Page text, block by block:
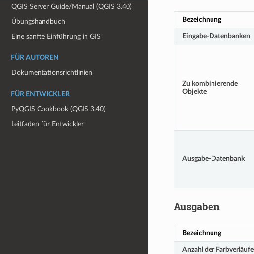
QGIS Server Guide/Manual (QGIS 3.40)
Übungshandbuch
Eine sanfte Einführung in GIS
FÜR AUTOREN
Dokumentationsrichtlinien
FÜR ENTWICKLER
PyQGIS Cookbook (QGIS 3.40)
Leitfaden für Entwickler
Bezeichnung
Eingabe-Datenbanken
Zu kombinierende
Objekte
Ausgabe-Datenbank
Ausgaben
Bezeichnung
Anzahl der Farbverläufe